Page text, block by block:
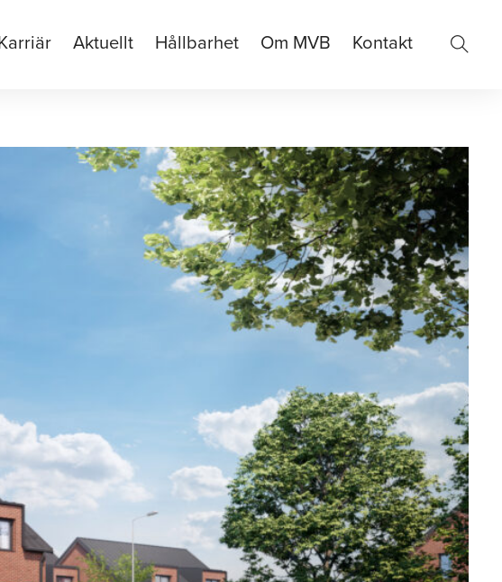
Aktuellt Hållbarhet Om MVB Kontakt